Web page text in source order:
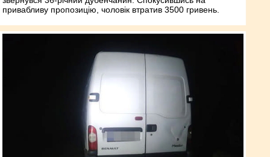
привабливу пропозицію, чоловік втратив 3500 гривень.